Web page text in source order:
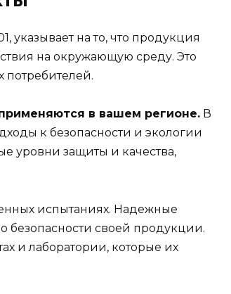
указывает на то, что продукция
на окружающую среду. Это
потребителей.
в вашем регионе. В
к безопасности и экологии
уровни защиты и качества,
испытаниях. Надежные
безопасности своей продукции.
и лаборатории, которые их